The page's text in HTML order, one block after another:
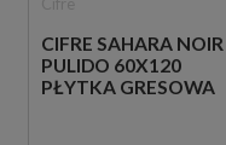
CIFRE SAHARA NOIR
PULIDO 60X120
PŁYTKA GRESOWA